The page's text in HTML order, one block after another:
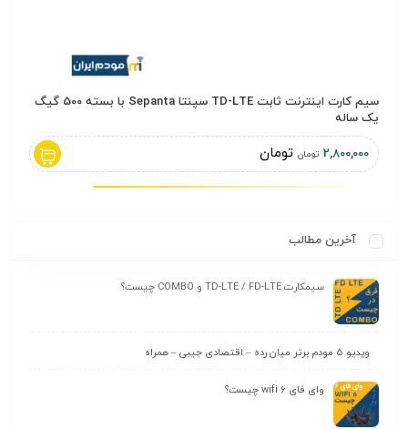
سیم کارت اینترنت ثابت TD-LTE سپنتا Sepanta با بسته 500 گیگ
یک ساله
2,800,000 تومان تومان
آخرین مطالب
سیمکارت TD-LTE / FD-LTE و COMBO چیست؟
ویدیو 5 مودم برتر میان رده – اقتصادی جیبی – همراه
وای‌ فای wifi 6 چیست؟